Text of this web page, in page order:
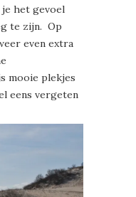
je het gevoel
te zijn. Op
even extra
mooie plekjes
eens vergeten